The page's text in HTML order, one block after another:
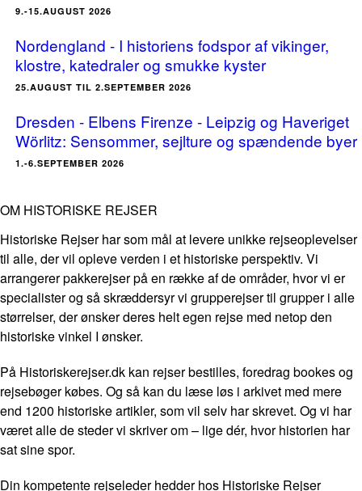
9.-15.AUGUST 2026
Nordengland - I historiens fodspor af vikinger,
klostre, katedraler og smukke kyster
25.AUGUST TIL 2.SEPTEMBER 2026
Dresden - Elbens Firenze - Leipzig og Haveriget
Wörlitz: Sensommer, sejlture og spændende byer
1.-6.SEPTEMBER 2026
OM HISTORISKE REJSER
Historiske Rejser har som mål at levere unikke rejseoplevelser
til alle, der vil opleve verden i et historiske perspektiv. Vi
arrangerer pakkerejser på en række af de områder, hvor vi er
specialister og så skræddersyr vi grupperejser til grupper i alle
størrelser, der ønsker deres helt egen rejse med netop den
historiske vinkel I ønsker.
På Historiskerejser.dk kan rejser bestilles, foredrag bookes og
rejsebøger købes. Og så kan du læse løs i arkivet med mere
end 1200 historiske artikler, som vil selv har skrevet. Og vi har
været alle de steder vi skriver om – lige dér, hvor historien har
sat sine spor.
Din kompetente rejseleder hedder hos Historiske Rejser